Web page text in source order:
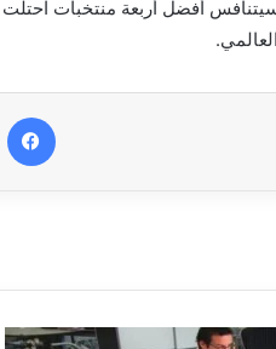
بينما سيتنافس أفضل أربعة